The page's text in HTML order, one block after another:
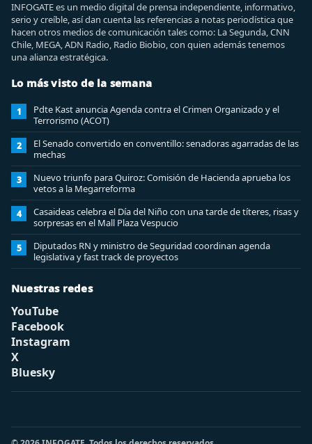
INFOGATE es un medio digital de prensa independiente, informativo,
serio y creíble, así dan cuenta las referencias a notas periodística que
hacen otros medios de comunicación tales como: La Segunda, CNN
Chile, MEGA, ADN Radio, Radio Biobio, con quien además tenemos
una alianza estratégica.
Lo más visto de la semana
1
Pdte Kast anuncia Agenda contra el Crimen Organizado y el
Terrorismo (ACOT)
2
El Senado convertido en conventillo: senadoras agarradas de las
mechas
3
Nuevo triunfo para Quiroz: Comisión de Hacienda aprueba los
vetos a la Megarreforma
4
Casaideas celebra el Día del Niño con una tarde de títeres, risas y
sorpresas en el Mall Plaza Vespucio
5
Diputados RN y ministro de Seguridad coordinan agenda
legislativa y fast track de proyectos
Nuestras redes
YouTube
Facebook
Instagram
X
Bluesky